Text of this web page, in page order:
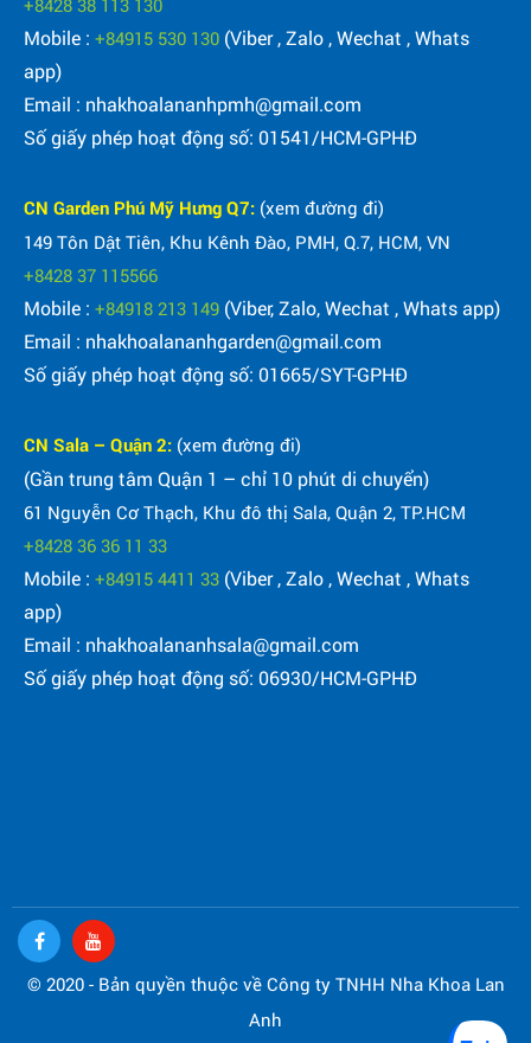
Mobile : +84915 530 130 (Viber , Zalo , Wechat , Whats
app)
Email : nhakhoalananhpmh@gmail.com
Số giấy phép hoạt động số: 01541/HCM-GPHĐ
CN Garden Phú Mỹ Hưng Q7: (xem đường đi)
149 Tôn Dật Tiên, Khu Kênh Đào, PMH, Q.7, HCM, VN
+8428 37 115566
Mobile : +84918 213 149 (Viber, Zalo, Wechat , Whats app)
Email : nhakhoalananhgarden@gmail.com
Số giấy phép hoạt động số: 01665/SYT-GPHĐ
CN Sala – Quận 2: (xem đường đi)
(Gần trung tâm Quận 1 – chỉ 10 phút di chuyển)
61 Nguyễn Cơ Thạch, Khu đô thị Sala, Quận 2, TP.HCM
+8428 36 36 11 33
Mobile : +84915 4411 33 (Viber , Zalo , Wechat , Whats
app)
Email : nhakhoalananhsala@gmail.com
Số giấy phép hoạt động số: 06930/HCM-GPHĐ
© 2020 - Bản quyền thuộc về Công ty TNHH Nha Khoa Lan
Anh